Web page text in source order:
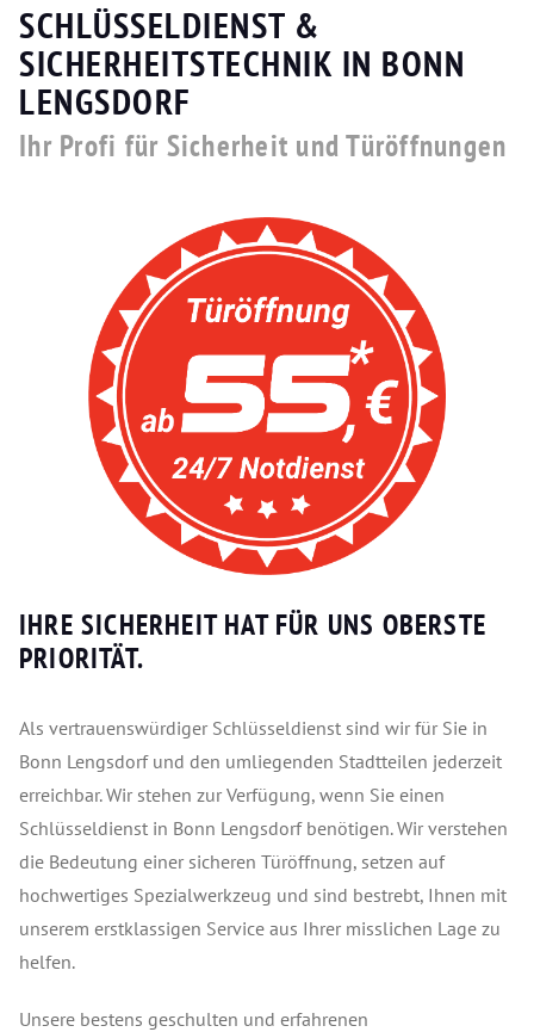
SCHLÜSSELDIENST &
SICHERHEITSTECHNIK IN BONN
LENGSDORF
Ihr Profi für Sicherheit und Türöffnungen
IHRE SICHERHEIT HAT FÜR UNS OBERSTE
PRIORITÄT.
Als vertrauenswürdiger Schlüsseldienst sind wir für Sie in
Bonn Lengsdorf und den umliegenden Stadtteilen jederzeit
erreichbar. Wir stehen zur Verfügung, wenn Sie einen
Schlüsseldienst in Bonn Lengsdorf benötigen. Wir verstehen
die Bedeutung einer sicheren Türöffnung, setzen auf
hochwertiges Spezialwerkzeug und sind bestrebt, Ihnen mit
unserem erstklassigen Service aus Ihrer misslichen Lage zu
helfen.
Unsere bestens geschulten und erfahrenen